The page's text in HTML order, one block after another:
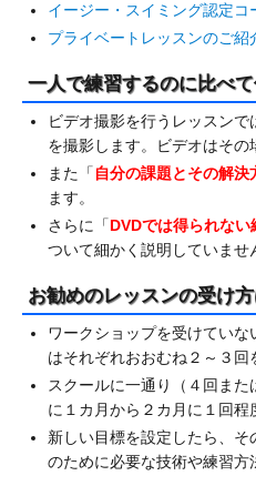
イージー・スイミング認定コ
プライベートレッスンのご紹
一人で練習するのに比べ
ビデオ撮影を行うレッスンで
を撮影します。ビデオはその
また「 自分の課題とその解決
ます。
さらに「DVDでは得られな
ついて細かく説明していませ
お勧めのレッスンの受け方
ワークショップを受けてい
はそれぞれおおむね２～３回
スクールに一通り（４回ま
に１カ月から２カ月に１回程
新しい目標を設定したら、
のために必要な技術や練習方